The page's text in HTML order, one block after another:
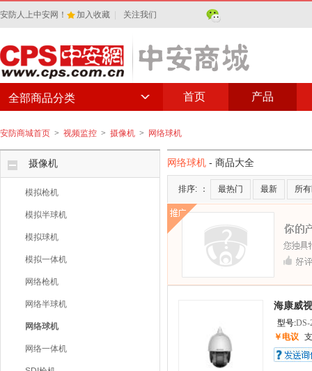
安防人上中安网！ 加入收藏 关注我们
首页 产品
全部商品分类
安防商城首页 > 视频监控 > 摄像机 > 网络球机
摄像机
模拟枪机
模拟半球机
模拟球机
模拟一体机
网络枪机
网络半球机
网络球机
网络一体机
网络球机 - 商品大全
排序: ： 最热门 最新 所
海康威
型号:DS-
￥电议